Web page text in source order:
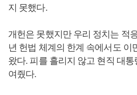
지 못했다.
개헌은 못했지만 우리 정치는 적
년 헌법 체계의 한계 속에서도 이
왔다. 피를 흘리지 않고 현직 대
여줬다.